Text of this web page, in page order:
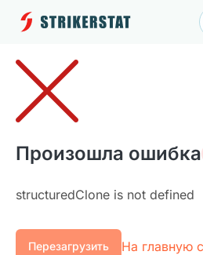
Произошла ошибка
structuredClone is not defined
Перезагрузить На главную